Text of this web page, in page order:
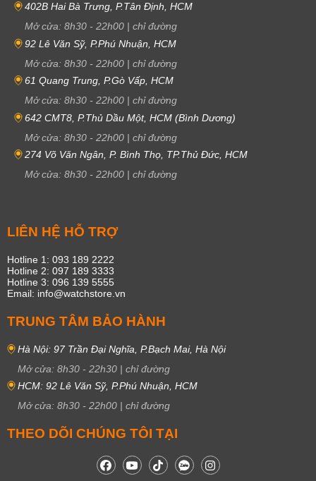
402B Hai Bà Trưng, P.Tân Định, HCM
Mở cửa: 8h30 - 22h00 | chỉ đường
92 Lê Văn Sỹ, P.Phú Nhuận, HCM
Mở cửa: 8h30 - 22h00 | chỉ đường
61 Quang Trung, P.Gò Vấp, HCM
Mở cửa: 8h30 - 22h00 | chỉ đường
642 CMT8, P.Thủ Dầu Một, HCM (Bình Dương)
Mở cửa: 8h30 - 22h00 | chỉ đường
274 Võ Văn Ngân, P. Bình Thọ, TP.Thủ Đức, HCM
Mở cửa: 8h30 - 22h00 | chỉ đường
LIÊN HỆ HỖ TRỢ
Hotline 1: 093 189 2222
Hotline 2: 097 189 3333
Hotline 3: 096 139 5555
Email: info@watchstore.vn
TRUNG TÂM BẢO HÀNH
Hà Nội: 97 Trần Đại Nghĩa, P.Bạch Mai, Hà Nội
Mở cửa: 8h30 - 22h30 | chỉ đường
HCM: 92 Lê Văn Sỹ, P.Phú Nhuận, HCM
Mở cửa: 8h30 - 22h00 | chỉ đường
THEO DÕI CHÚNG TÔI TẠI